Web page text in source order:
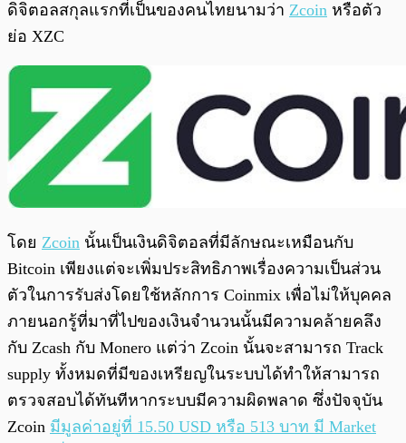
ดิจิตอลสกุลแรกที่เป็นของคนไทยนามว่า Zcoin หรือตัว
ย่อ XZC
โดย Zcoin นั้นเป็นเงินดิจิตอลที่มีลักษณะเหมือนกับ
Bitcoin เพียงแต่จะเพิ่มประสิทธิภาพเรื่องความเป็นส่วน
ตัวในการรับส่งโดยใช้หลักการ Coinmix เพื่อไม่ให้บุคคล
ภายนอกรู้ที่มาที่ไปของเงินจำนวนนั้นมีความคล้ายคลึง
กับ Zcash กับ Monero แต่ว่า Zcoin นั้นจะสามารถ Track
supply ทั้งหมดที่มีของเหรียญในระบบได้ทำให้สามารถ
ตรวจสอบได้ทันทีหากระบบมีความผิดพลาด ซึ่งปัจจุบัน
Zcoin มีมูลค่าอยู่ที่ 15.50 USD หรือ 513 บาท มี Market